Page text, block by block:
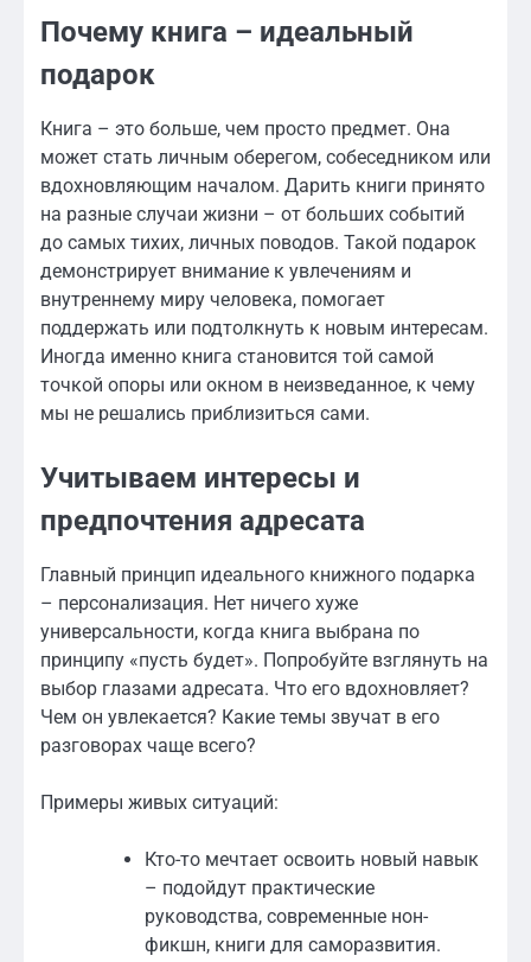
Почему книга – идеальный
подарок
Книга – это больше, чем просто предмет. Она
может стать личным оберегом, собеседником или
вдохновляющим началом. Дарить книги принято
на разные случаи жизни – от больших событий
до самых тихих, личных поводов. Такой подарок
демонстрирует внимание к увлечениям и
внутреннему миру человека, помогает
поддержать или подтолкнуть к новым интересам.
Иногда именно книга становится той самой
точкой опоры или окном в неизведанное, к чему
мы не решались приблизиться сами.
Учитываем интересы и
предпочтения адресата
Главный принцип идеального книжного подарка
– персонализация. Нет ничего хуже
универсальности, когда книга выбрана по
принципу «пусть будет». Попробуйте взглянуть на
выбор глазами адресата. Что его вдохновляет?
Чем он увлекается? Какие темы звучат в его
разговорах чаще всего?
Примеры живых ситуаций:
Кто-то мечтает освоить новый навык
– подойдут практические
руководства, современные нон-
фикшн, книги для саморазвития.